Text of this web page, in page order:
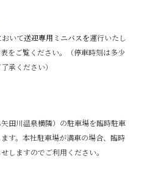
いて送迎専用ミニバスを運行いたし
をご覧ください。（停車時刻は多少
承ください）
田川温泉横隣）の駐車場を臨時駐車
す。本社駐車場が満車の場合、臨時
しますのでご利用ください。